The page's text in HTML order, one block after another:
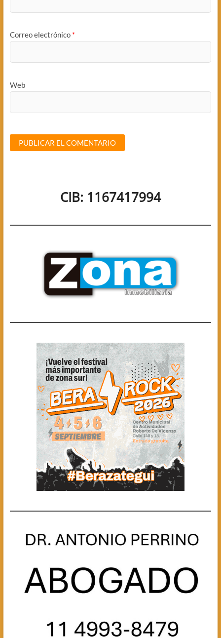
Correo electrónico *
Web
CIB: 1167417994